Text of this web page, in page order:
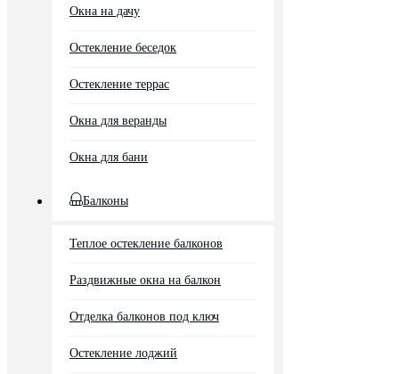
Окна на дачу
Остекление беседок
Остекление террас
Окна для веранды
Окна для бани
Балконы
Теплое остекление балконов
Раздвижные окна на балкон
Отделка балконов под ключ
Остекление лоджий